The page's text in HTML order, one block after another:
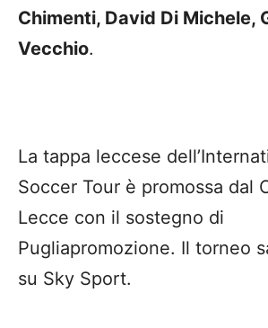
Chimenti, David Di Michele,
Vecchio.
La tappa leccese
Soccer Tour è promossa dal
Lecce con il sostegno di
Pugliapromozione. Il torneo
su Sky Sport.